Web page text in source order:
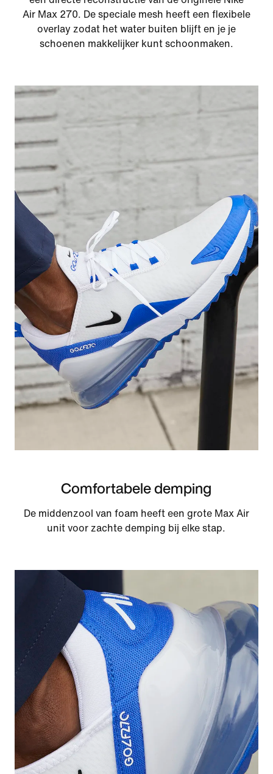
Air Max 270. De speciale mesh heeft een flexibele
overlay zodat het water buiten blijft en je je
schoenen makkelijker kunt schoonmaken.
Comfortabele demping
De middenzool van foam heeft een grote Max Air
unit voor zachte demping bij elke stap.